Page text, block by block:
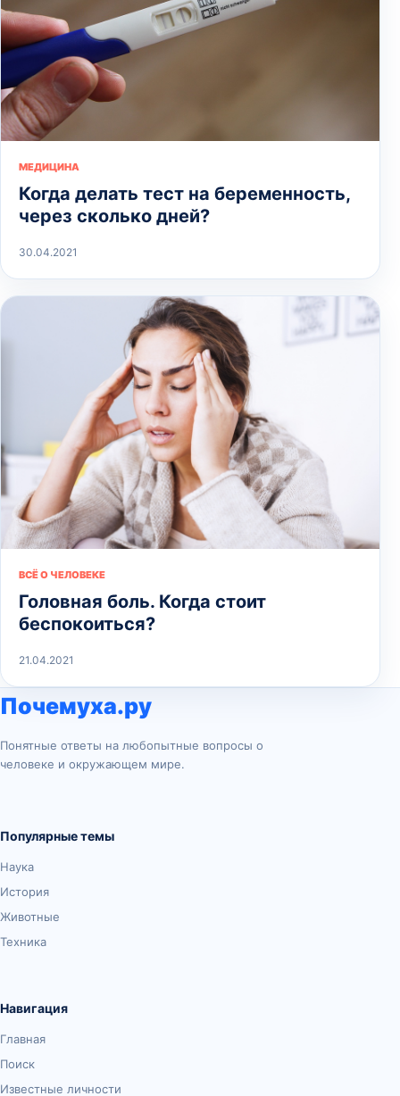
МЕДИЦИНА
Когда делать тест на беременность,
через сколько дней?
30.04.2021
ВСЁ О ЧЕЛОВЕКЕ
Головная боль. Когда стоит
беспокоиться?
21.04.2021
Почемуха.ру
Понятные ответы на любопытные вопросы о
человеке и окружающем мире.
Популярные темы
Наука
История
Животные
Техника
Навигация
Главная
Поиск
Известные личности